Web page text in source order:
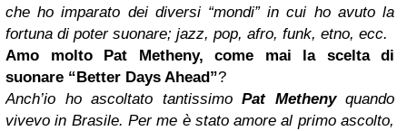
che ho imparato dei diversi “mondi” in cui ho avuto la
fortuna di poter suonare; jazz, pop, afro, funk, etno, ecc.
Amo molto Pat Metheny, come mai la scelta di
suonare “Better Days Ahead”?
Anch’io ho ascoltato tantissimo Pat Methenyquando
vivevo in Brasile. Per me è stato amore al primo ascolto,